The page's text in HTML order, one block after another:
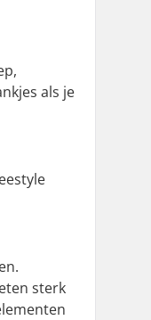
als je
sterk